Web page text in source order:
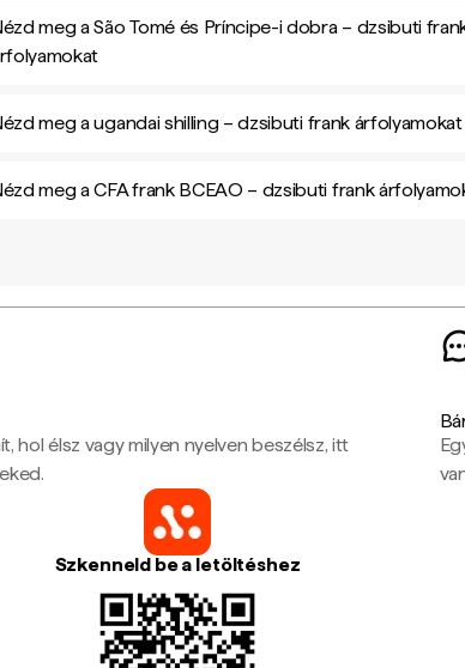
meg a São Tomé és Príncipe-i dobra – dzsibuti
meg a ugandai shilling – dzsibuti frank árfolyamokat
meg a CFA frank BCEAO – dzsibuti frank
hol élsz vagy milyen nyelven beszélsz, itt
Szkenneld be a letöltéshez